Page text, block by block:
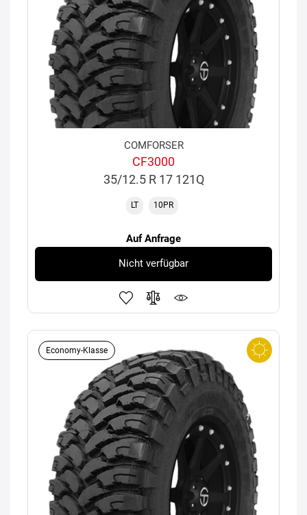
COMFORSER
CF3000
35/12.5 R 17 121Q
LT 10PR
Auf Anfrage
Nicht verfügbar
Economy-Klasse